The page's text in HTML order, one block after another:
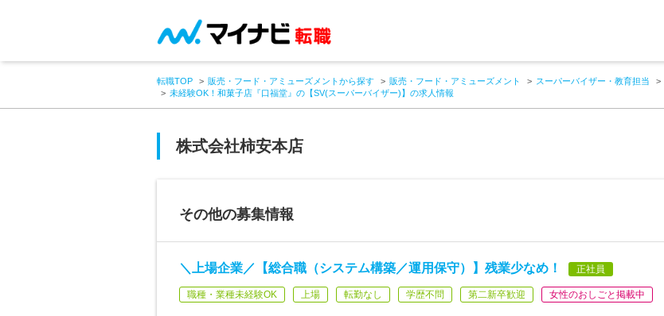
転職TOP 販売・フード・アミューズメントから探す 販売・フード・アミューズメント スーパーバイザー・教育担当
未経験OK！和菓子店『口福堂』の【SV(スーパーバイザー)】の求人情報
株式会社柿安本店
その他の募集情報
＼上場企業／【総合職（システム構築／運用保守）】残業少なめ！ 正社員
職種・業種未経験OK 上場 転勤なし 学歴不問 第二新卒歓迎 女性のおしごと掲載中